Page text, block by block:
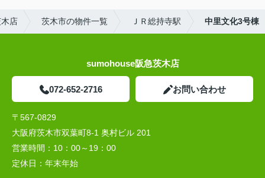
店 茨木市の物件一覧 ＪＲ総持寺駅 中里文化3号棟
sumohouse阪急茨木店
072-652-2716 お問い合わせ
〒567-0829
大阪府茨木市双葉町8-1 奥村ビル 201
営業時間： 10：00～19：00
定休日： 年末年始